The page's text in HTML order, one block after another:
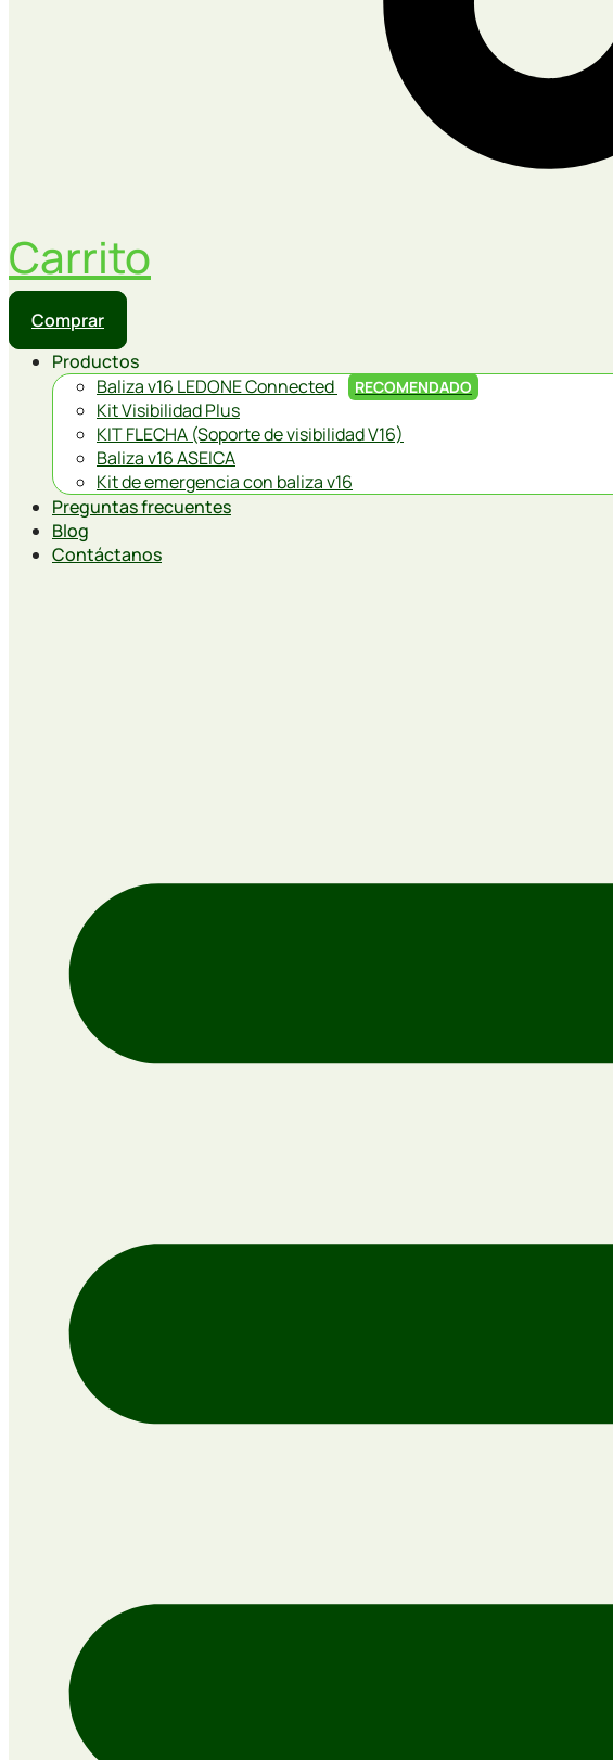
Carrito
Comprar
Productos
Baliza v16 LEDONE Connected
RECOMENDADO
Kit Visibilidad Plus
KIT FLECHA (Soporte de visibilidad V16)
Baliza v16 ASEICA
Kit de emergencia con baliza v16
Preguntas frecuentes
Blog
Contáctanos